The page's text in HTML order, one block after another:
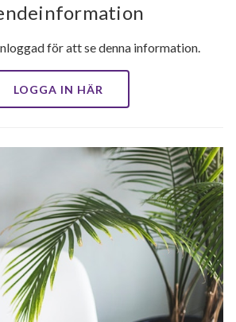
för att se denna information.
LOGGA IN HÄR